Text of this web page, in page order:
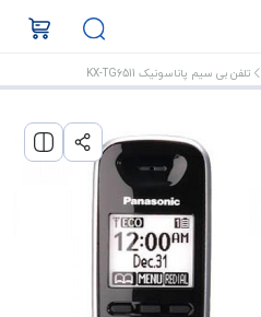
تلفن بی سیم پاناسونیک KX-TG6511